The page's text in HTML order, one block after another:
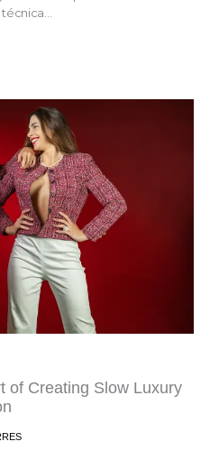
of Creating Slow Luxury